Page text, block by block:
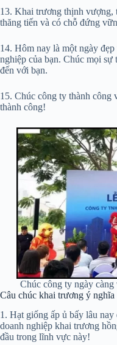
13. Khai trương thịnh vượng,
thăng tiến và có chỗ đứng
14. Hôm nay là một ngày
nghiệp của bạn. Chúc mọi sự
đến với bạn.
15. Chúc công ty thành công
thành công!
Chúc công ty ngày
Câu chúc khai trương ý nghĩa
1. Hạt giống ấp ủ bấy lâu
doanh nghiệp khai trương
đầu trong lĩnh vực này!